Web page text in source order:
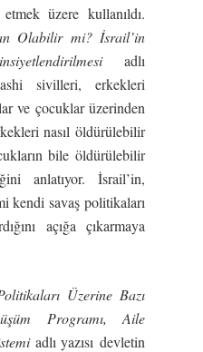
üzere kullanıldı.
Olabilir mi? İsrail’in
adlı
sivilleri, erkekleri
ve çocuklar üzerinden
nasıl öldürülebilir
bile öldürülebilir
anlatıyor. İsrail’in,
kendi savaş politikaları
açığa çıkarmaya
Üzerine Bazı
Programı, Aile
adlı yazısı devletin